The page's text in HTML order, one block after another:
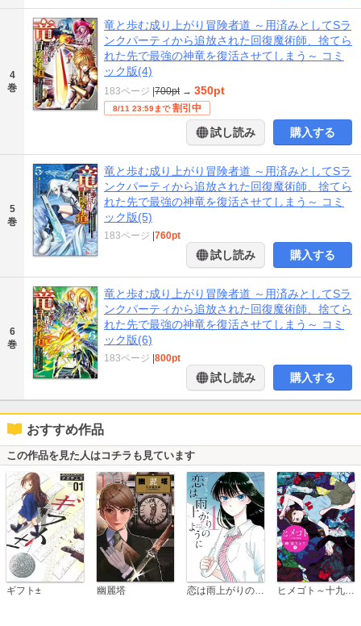
4
巻
竜と歩む成り上がり冒険者道 ～用済みとしてSラ
ンクパーティから追放された回復魔術師、捨てら
れた先で最強の神竜を復活させてしまう～ コミ
ック版(4)
183ページ 700pt → 350pt
8/11 23:59まで 割引中
試し読み 購入する
5
巻
竜と歩む成り上がり冒険者道 ～用済みとしてSラ
ンクパーティから追放された回復魔術師、捨てら
れた先で最強の神竜を復活させてしまう～ コミ
ック版(5)
183ページ 760pt
試し読み 購入する
6
巻
竜と歩む成り上がり冒険者道 ～用済みとしてSラ
ンクパーティから追放された回復魔術師、捨てら
れた先で最強の神竜を復活させてしまう～ コミ
ック版(6)
183ページ 800pt
試し読み 購入する
おすすめ作品
この作品を見た人はコチラも見ています
ギフト± 幽麗塔 恋は雨上がりのように ヒメゴト～十九歳の制服～